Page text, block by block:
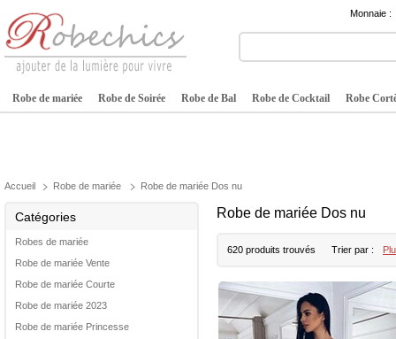
Monnaie :
Robe de mariée Robe de Soirée Robe de Bal Robe de Cocktail Robe
Accueil Robe de mariée Robe de mariée Dos nu
Catégories
Robes de mariée
Robe de mariée Vente
Robe de mariée Courte
Robe de mariée 2023
Robe de mariée Princesse
Robe de mariée Dos nu
620 produits trouvés Trier par :